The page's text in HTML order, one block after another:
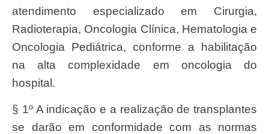
atendimento especializado em Cirurgia,
Radioterapia, Oncologia Clínica, Hematologia e
Oncologia Pediátrica, conforme a habilitação
na alta complexidade em oncologia do
hospital.
§ 1º A indicação e a realização de transplantes
se darão em conformidade com as normas